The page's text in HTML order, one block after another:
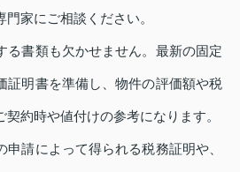
家にご相談ください。
る書類も欠かせません。最新の固定
証明書を準備し、物件の評価額や税
約時や値付けの参考になります。
申請によって得られる税務証明や、